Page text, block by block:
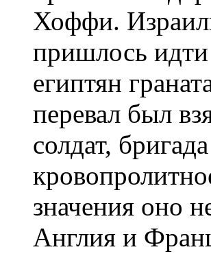
Хоффи.
пришлось
египтян
перевал был
солдат,
значения оно
Англия и